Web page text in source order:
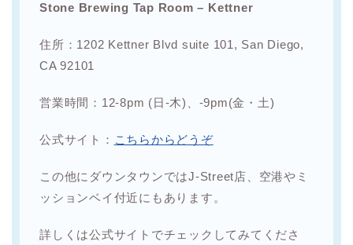
Stone Brewing Tap Room – Kettner
住所：1202 Kettner Blvd suite 101, San Diego,
CA 92101
営業時間：12-8pm (日-木)、-9pm(金・土)
公式サイト： こちらからどうぞ
この他にダウンタウンではJ-Street店、空港やミ
ッションベイ付近にもあります。
詳しくは公式サイトでチェックしてみてくださ